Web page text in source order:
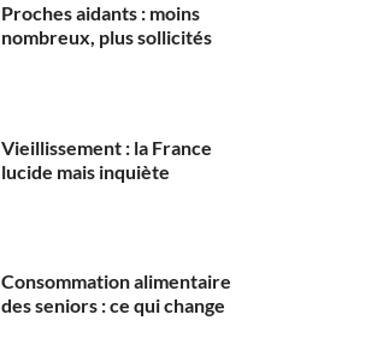
Proches aidants : moins
nombreux, plus sollicités
Vieillissement : la France
lucide mais inquiète
Consommation alimentaire
des seniors : ce qui change